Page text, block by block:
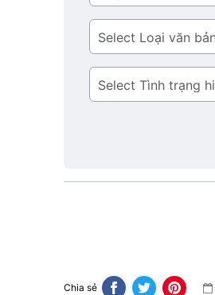
Loại
văn
bản
Tình
trạng
Chia sẻ